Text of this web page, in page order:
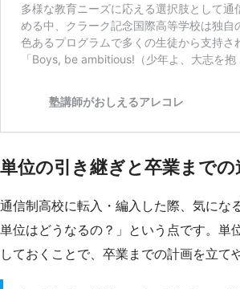
単位の引き継ぎと卒業までの
通信制高校に転入・編入した際、気にな
単位はどうなるの？」という点です。単
しておくことで、卒業までの計画を立て